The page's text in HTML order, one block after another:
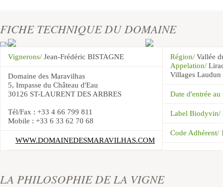
FICHE TECHNIQUE DU DOMAINE
Vignerons/ Jean-Frédéric BISTAGNE
Domaine des Maravilhas
5, Impasse du Château d'Eau
30126 ST-LAURENT DES ARBRES
Tél/Fax : +33 4 66 799 811
Mobile : +33 6 33 62 70 68
WWW.DOMAINEDESMARAVILHAS.COM
Région/ Vallée
Appelation/
Villages Laudun
Date d'entrée
Label Biodyvin/
Code Adhérent/
LA PHILOSOPHIE DE LA VIGNE